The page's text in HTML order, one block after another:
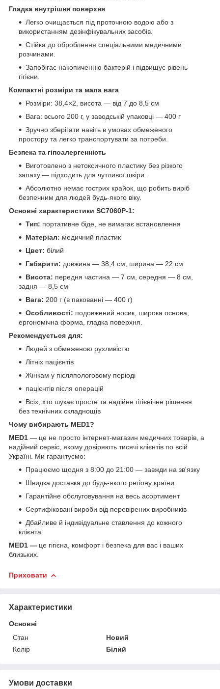
Гладка внутрішня поверхня
Легко очищається під проточною водою або з
використанням дезінфікувальних засобів.
Стійка до оброблення спеціальними медичними
розчинами.
Запобігає накопиченню бактерій і підвищує рівень
гігієни.
Компактні розміри та мала вага
Розміри: 38,4×2, висота — від 7 до 8,5 см
Вага: всього 200 г, у заводській упаковці — 400 г
Зручно зберігати навіть в умовах обмеженого
простору та легко транспортувати за потреби.
Безпека та гіпоалергенність
Виготовлено з нетоксичного пластику без різкого
запаху — підходить для чутливої шкіри.
Абсолютно немає гострих крайок, що робить виріб
безпечним для людей будь-якого віку.
Основні характеристики SC7060P-1:
Тип: портативне біде, не вимагає встановлення
Матеріал: медичний пластик
Цвет: білий
Габарити: довжина — 38,4 см, ширина — 22 см
Висота: передня частина — 7 см, середня — 8 см,
задня — 8,5 см
Вага: 200 г (в пакованні — 400 г)
Особливості: подовжений носик, широка основа,
ергономічна форма, гладка поверхня.
Рекомендується для:
Людей з обмеженою рухливістю
Літніх пацієнтів
Жінкам у післяпологовому періоді
пацієнтів після операцій
Всіх, хто шукає просте та надійне гігієнічне рішення
без технічних складнощів
Чому вибирають MED1?
MED1 — це не просто інтернет-магазин медичних товарів, а
надійний сервіс, якому довіряють тисячі клієнтів по всій
Україні. Ми гарантуємо:
Працюємо щодня з 8:00 до 21:00 — завжди на зв'язку
Швидка доставка до будь-якого регіону країни
Гарантійне обслуговування на весь асортимент
Сертифіковані вироби від перевірених виробників
Дбайливе й індивідуальне ставлення до кожного
клієнта
MED1 — це гігієна, комфорт і безпека для вас і ваших
близьких.
Приховати
Характеристики
Основні
Стан
Новий
Колір
Білий
Умови доставки